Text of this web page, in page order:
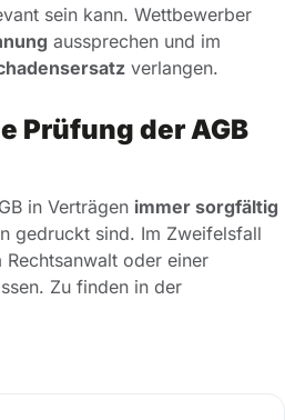
sein kann. Wettbewerber
aussprechen und im
verlangen.
Prüfung der AGB
in Verträgen immer sorgfältig
gedruckt sind. Im Zweifelsfall
oder einer
Zu finden in der